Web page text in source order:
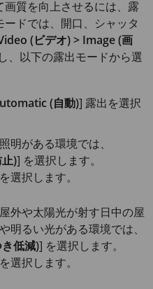
質を向上させるには、露
ドでは、開口、シャッタ
(ビデオ) > Image (画
、以下の露出モードから選
(自動)] 露出を選択
明がある環境では、
)] を選択します。
選択します。
外や太陽光が射す日中の屋
明るい光がある環境では、
低減)] を選択します。
選択します。